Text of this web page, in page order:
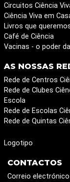
Circuitos Ciência
Ciência Viva em
Livros que
Café de Ciência
Vacinas - o poder
AS NOSSAS
Rede de Centros
Rede de Clubes
Escola
Rede de Escolas
Rede de Quintas
Logotipo
CONTACTOS
Correio electrónico